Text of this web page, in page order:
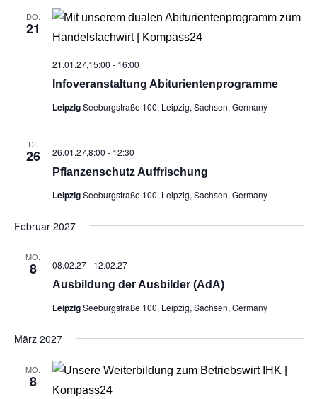
DO.
21
Info­ver­an­stal­tung Abiturientenprogramme
21.01.27,15:00 - 16:00
LeipzigSeeburgstraße 100, Leipzig, Sachsen, Germany
DI.
26
Pflan­zen­schutz Auffrischung
26.01.27,8:00 - 12:30
LeipzigSeeburgstraße 100, Leipzig, Sachsen, Germany
Februar 2027
MO.
8
Aus­bil­dung der Aus­bil­der (AdA)
08.02.27- 12.02.27
LeipzigSeeburgstraße 100, Leipzig, Sachsen, Germany
März 2027
MO.
8